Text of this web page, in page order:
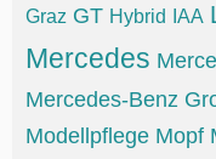
Graz GT Hybrid IAA
Mercedes
Mercedes-Benz
Modellpflege Mopf